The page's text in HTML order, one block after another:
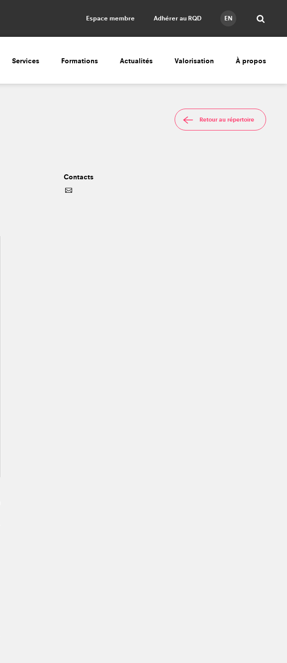
EN
Adhérer au RQD
Espace membre
Services Formations Actualités Valorisation À propos
Retour au répertoire
Contacts